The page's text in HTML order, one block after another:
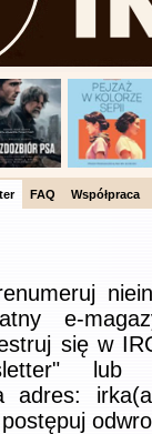
FAQ Współpraca
e-
się w
adres: